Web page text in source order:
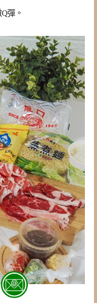
彈。